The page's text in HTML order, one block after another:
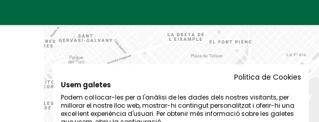
Politica de Cookies
Usem galetes
Podem col·locar-les per a l'anàlisi de les dades dels nostres visitants, per
millorar el nostre lloc web, mostrar-hi contingut personalitzat i oferir-hi una
excel·lent experiència d'usuari. Per obtenir més informació sobre les galetes